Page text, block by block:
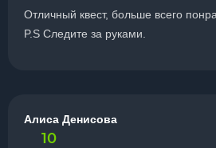
Отличный квест, больше всего
P.S Следите за руками.
Алиса Денисова
10